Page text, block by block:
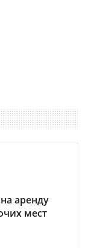
аренду
мест